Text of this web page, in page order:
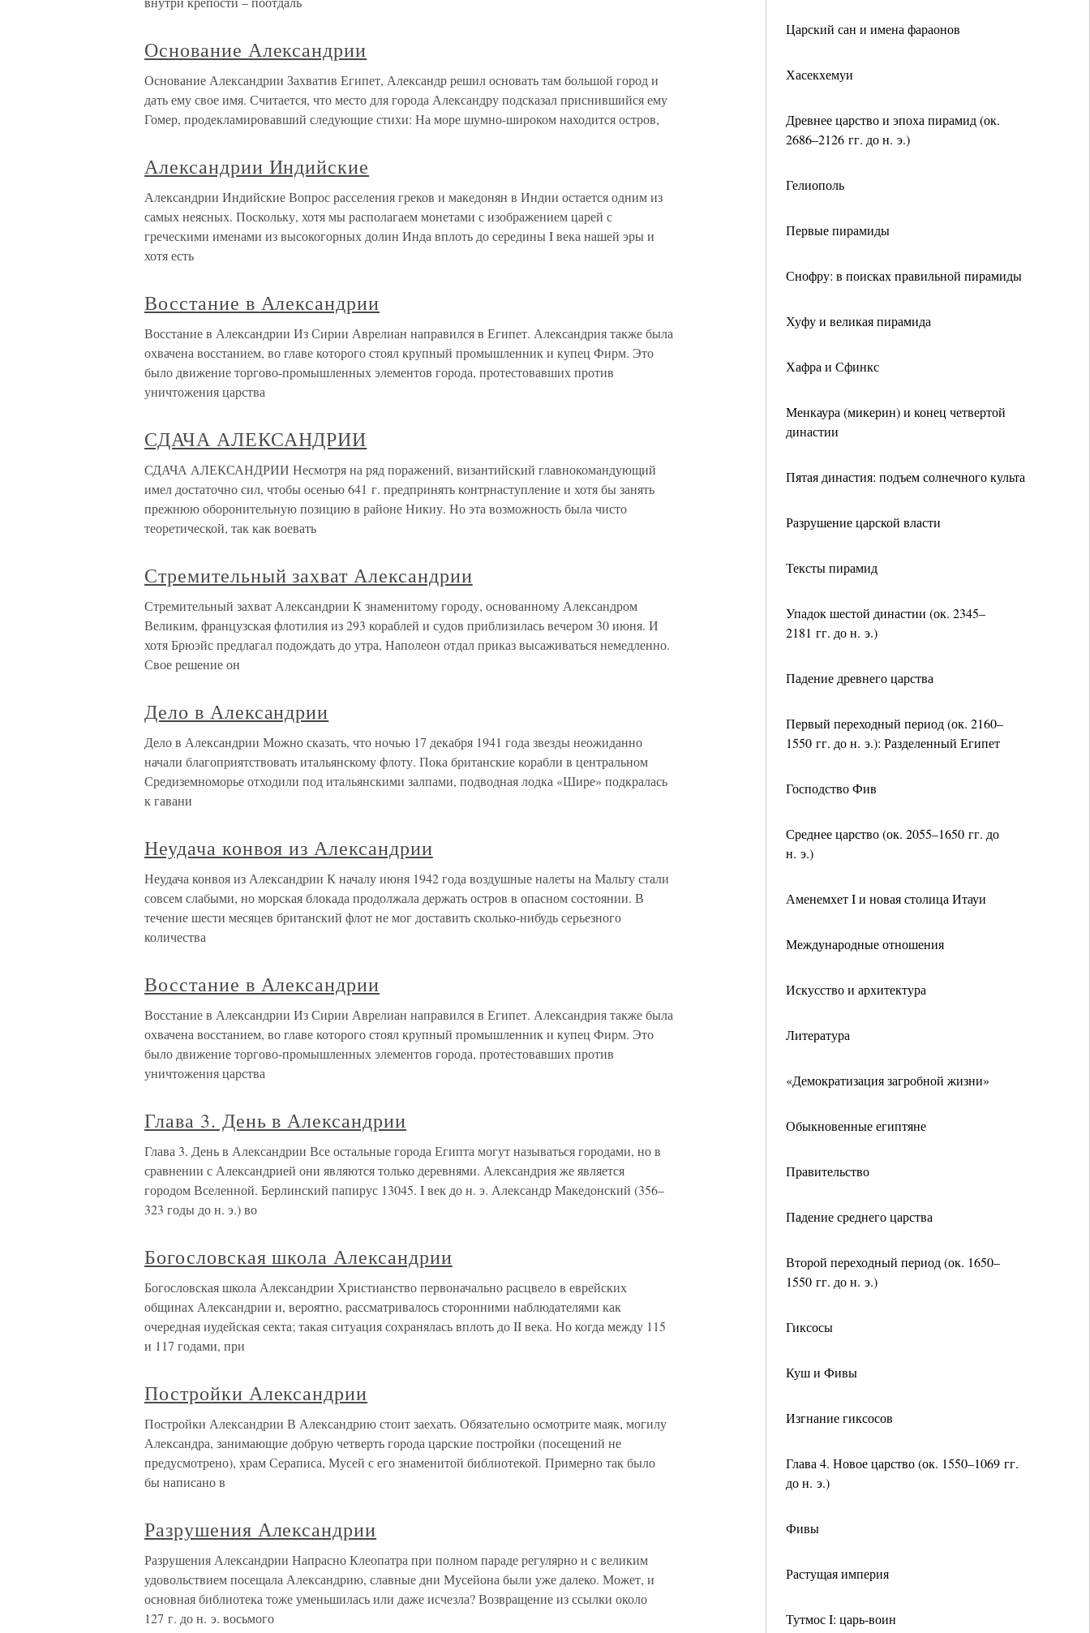
Царский сан и имена фараонов
Хасекхемуи
Древнее царство и эпоха пирамид (ок.
2686–2126 гг. до н. э.)
Гелиополь
Первые пирамиды
Снофру: в поисках правильной пирамиды
Хуфу и великая пирамида
Хафра и Сфинкс
Менкаура (микерин) и конец четвертой
династии
Пятая династия: подъем солнечного культа
Разрушение царской власти
Тексты пирамид
Упадок шестой династии (ок. 2345–
2181 гг. до н. э.)
Падение древнего царства
Первый переходный период (ок. 2160–
1550 гг. до н. э.): Разделенный Египет
Господство Фив
Среднее царство (ок. 2055–1650 гг. до
н. э.)
Аменемхет I и новая столица Итауи
Международные отношения
Искусство и архитектура
Литература
«Демократизация загробной жизни»
Обыкновенные египтяне
Правительство
Падение среднего царства
Второй переходный период (ок. 1650–
1550 гг. до н. э.)
Гиксосы
Куш и Фивы
Изгнание гиксосов
Глава 4. Новое царство (ок. 1550–1069 гг.
до н. э.)
Фивы
Растущая империя
Тутмос I: царь-воин
Основание Александрии
Основание Александрии Захватив Египет, Александр решил основать там большой город и
дать ему свое имя. Считается, что место для города Александру подсказал приснившийся ему
Гомер, продекламировавший следующие стихи: На море шумно-широком находится остров,
Александрии Индийские
Александрии Индийские Вопрос расселения греков и македонян в Индии остается одним из
самых неясных. Поскольку, хотя мы располагаем монетами с изображением царей с
греческими именами из высокогорных долин Инда вплоть до середины I века нашей эры и
хотя есть
Восстание в Александрии
Восстание в Александрии Из Сирии Аврелиан направился в Египет. Александрия также была
ох­вачена восстанием, во главе которого стоял крупный промышленник и ку­пец Фирм. Это
было движение торгово-промышленных элементов города, протестовавших против
уничтожения царства
СДАЧА АЛЕКСАНДРИИ
СДАЧА АЛЕКСАНДРИИ Несмотря на ряд поражений, византийский главнокомандующий
имел достаточно сил, чтобы осенью 641 г. предпринять контрнаступление и хотя бы занять
прежнюю оборонительную позицию в районе Никиу. Но эта возможность была чисто
теоретической, так как воевать
Стремительный захват Александрии
Стремительный захват Александрии К знаменитому городу, основанному Александром
Великим, французская флотилия из 293 кораблей и судов приблизилась вечером 30 июня. И
хотя Брюэйс предлагал подождать до утра, Наполеон отдал приказ высаживаться немедленно.
Свое решение он
Дело в Александрии
Дело в Александрии Можно сказать, что ночью 17 декабря 1941 года звезды неожиданно
начали благоприятствовать итальянскому флоту. Пока британские корабли в центральном
Средиземноморье отходили под итальянскими залпами, подводная лодка «Шире» подкралась
к гавани
Неудача конвоя из Александрии
Неудача конвоя из Александрии К началу июня 1942 года воздушные налеты на Мальту стали
совсем слабыми, но морская блокада продолжала держать остров в опасном состоянии. В
течение шести месяцев британский флот не мог доставить сколько-нибудь серьезного
количества
Восстание в Александрии
Восстание в Александрии Из Сирии Аврелиан направился в Египет. Александрия также была
ох­вачена восстанием, во главе которого стоял крупный промышленник и ку­пец Фирм. Это
было движение торгово-промышленных элементов города, протестовавших против
уничтожения царства
Глава 3. День в Александрии
Глава 3. День в Александрии Все остальные города Египта могут называться городами, но в
сравнении с Александрией они являются только деревнями. Александрия же является
городом Вселенной. Берлинский папирус 13045. I век до н. э. Александр Македонский (356–
323 годы до н. э.) во
Богословская школа Александрии
Богословская школа Александрии Христианство первоначально расцвело в еврейских
общинах Александрии и, вероятно, рассматривалось сторонними наблюдателями как
очередная иудейская секта; такая ситуация сохранялась вплоть до II века. Но когда между 115
и 117 годами, при
Постройки Александрии
Постройки Александрии В Александрию стоит заехать. Обязательно осмотрите маяк, могилу
Александра, занимающие добрую четверть города царские постройки (посещений не
предусмотрено), храм Сераписа, Мусей с его знаменитой библиотекой. Примерно так было
бы написано в
Разрушения Александрии
Разрушения Александрии Напрасно Клеопатра при полном параде регулярно и с великим
удовольствием посещала Александрию, славные дни Мусейона были уже далеко. Может, и
основная библиотека тоже уменьшилась или даже исчезла? Возвращение из ссылки около
127 г. до н. э. восьмого